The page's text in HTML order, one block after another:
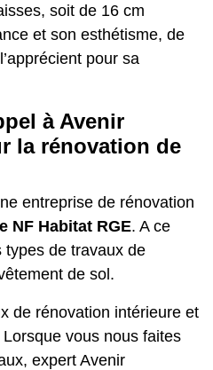
soit de 16 cm
et son esthétisme, de
pour sa
à Avenir
la rénovation de
entreprise de rénovation
NF Habitat RGE. A ce
types de travaux de
de sol.
de rénovation intérieure et
vous nous faites
expert Avenir